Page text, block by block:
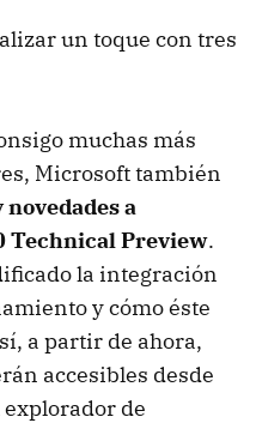
un toque con tres
muchas más
Microsoft también
novedades a
Technical Preview.
la integración
y cómo éste
a partir de ahora,
accesibles desde
de